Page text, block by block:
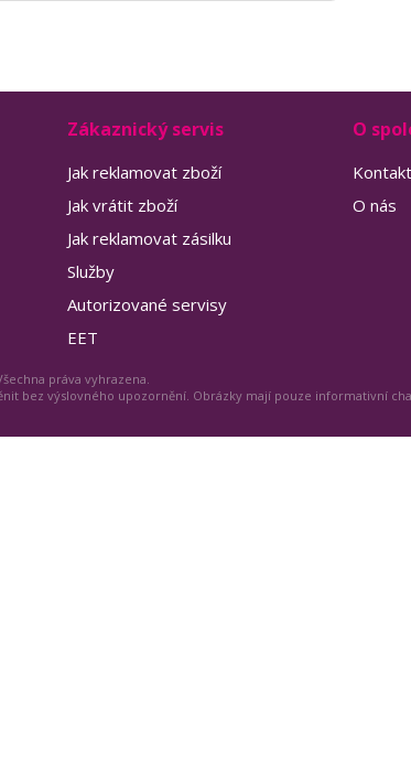
Zákaznický servis
Jak reklamovat zboží
Jak vrátit zboží
Jak reklamovat zásilku
Služby
Autorizované servisy
EET
O
O nás
práva vyhrazena.
bez výslovného upozornění. Obrázky mají pouze informativní